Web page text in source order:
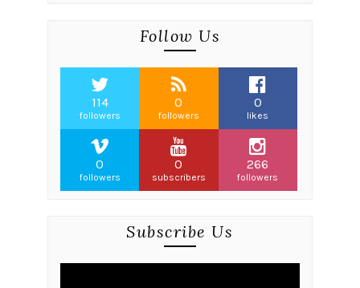
Follow Us
114
followers
0
followers
0
likes
0
followers
0
subscribers
266
followers
Subscribe Us